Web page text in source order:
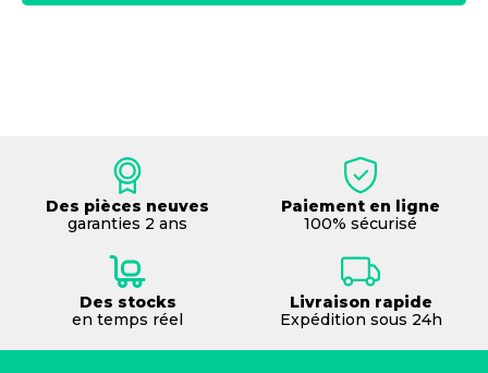
Des pièces neuves
garanties 2 ans
Paiement en ligne
100% sécurisé
Des stocks
en temps réel
Livraison rapide
Expédition sous 24h